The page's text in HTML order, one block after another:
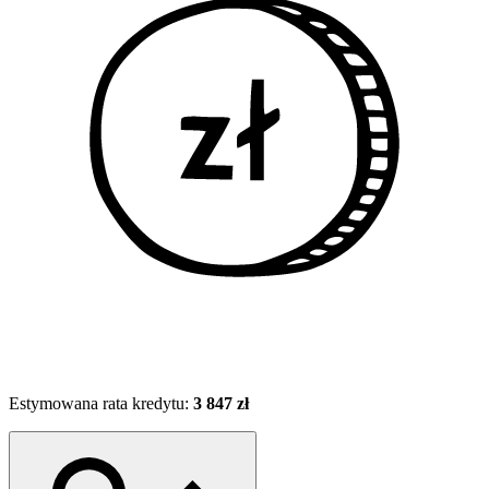
Estymowana rata kredytu: 3 847 zł